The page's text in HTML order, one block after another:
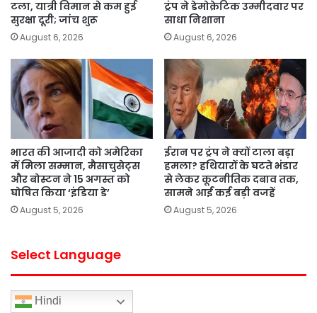
टला, यात्री विमान से कम हुई
सुरक्षा दूरी; जांच शुरू
August 6, 2026
ट्रंप ने डेमोक्रेटिक उम्मीदवार पर
साधा निशाना
August 6, 2026
भारत की आजादी को अमेरिका
में मिला सम्मान, मैसाचुसेट्स
और बोस्टन ने 15 अगस्त को
घोषित किया ‘इंडिया डे’
August 5, 2026
ईरान पर ट्रंप ने क्यों टाला बड़ा
हमला? हथियारों के घटते भंडार
से लेकर कूटनीतिक दबाव तक,
सामने आईं कई बड़ी वजहें
August 5, 2026
Select Language
Hindi